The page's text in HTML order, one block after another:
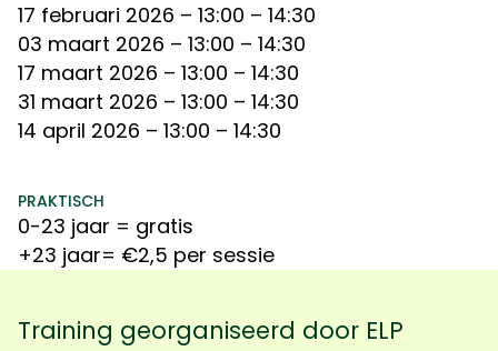
17 februari 2026 – 13:00 – 14:30
03 maart 2026 – 13:00 – 14:30
17 maart 2026 – 13:00 – 14:30
31 maart 2026 – 13:00 – 14:30
14 april 2026 – 13:00 – 14:30
PRAKTISCH
0-23 jaar = gratis
+23 jaar= €2,5 per sessie
Training georganiseerd door ELP